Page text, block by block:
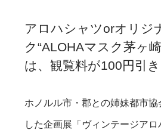
アロハシャツorオリジ
ク“ALOHAマスク茅ヶ
は、観覧料が100円引き
ホノルル市・郡との姉妹都市
した企画展「ヴィンテージア